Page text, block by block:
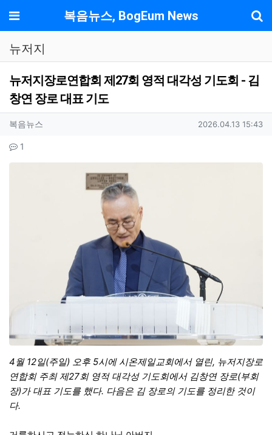
메뉴 복음뉴스, BogEum News
뉴저지
뉴저지장로연합회 제27회 영적 대각성 기도회 - 김
창연 장로 대표 기도
작성자 정보
복음뉴스 작성일
2026.04.13 15:43
컨텐츠 정보
1
4월 12일(주일) 오후 5시에 시온제일교회에서 열린, 뉴저지장로
연합회 주최 제27회 영적 대각성 기도회에서 김창연 장로(부회
장)가 대표 기도를 했다. 다음은 김 장로의 기도를 정리한 것이
다.